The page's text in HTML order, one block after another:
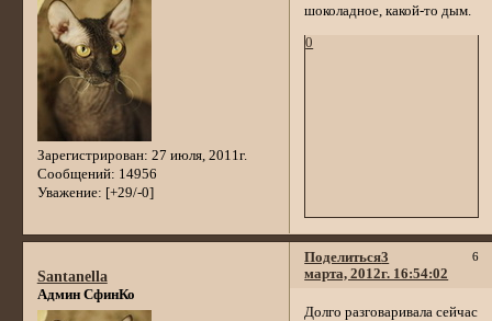
Зарегистрирован: 27 июля, 2011г.
Сообщений: 14956
Уважение: [+29/-0]
шоколадное, какой-то дым.
0
Поделиться 6
3
марта, 2012г. 16:54:02
Santanella
Админ СфинКо
Долго разговаривала сейчас